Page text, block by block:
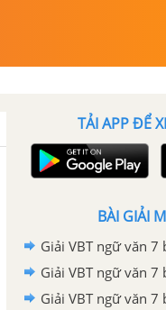
TẢI APP ĐỂ
BÀI GIẢI
Giải VBT ngữ văn 7